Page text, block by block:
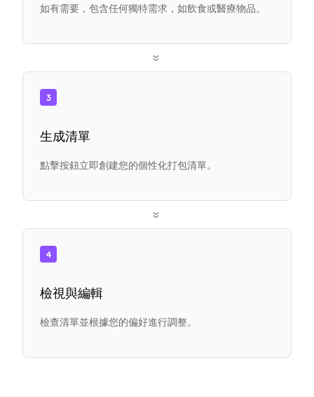
如有需要，包含任何獨特需求，如飲食或醫療物品。
»
3
生成清單
點擊按鈕立即創建您的個性化打包清單。
»
4
檢視與編輯
檢查清單並根據您的偏好進行調整。